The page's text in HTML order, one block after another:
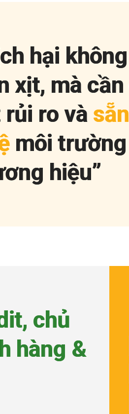
ch hại không
xịt, mà cần
rủi ro và sẵn
môi trường
ơng hiệu”
it, chủ
h hàng &